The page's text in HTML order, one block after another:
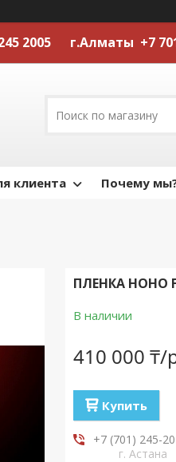
2005 г.Алматы +7
клиента Почему
ПЛЕНКА HOHO
В наличии
410 000 ₸/
Купить
+7 (701) 245-
г. Астана